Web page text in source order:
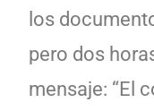
los
pero dos
mensaje: “El